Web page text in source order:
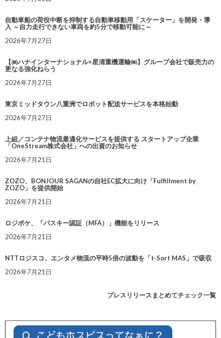
自動車船の荷役中断を抑制する自動車移動用「スケーター」を開発・導
入 ～自力走行できない車両を約5分で移動可能に～
2026年7月27日
【㈱ハナインターナショナル×星清重機運輸㈱】グループ会社で販売力の
更なる強化ねらう
2026年7月27日
東京ミッドタウン八重洲でロボット配送サービスを本格始動
2026年7月27日
上組／コンテナ物流最適化サービスを提供する スタートアップ企業
「OneStream株式会社」への出資のお知らせ
2026年7月21日
ZOZO、BONJOUR SAGANの自社EC拡大に向け「Fulfillment by
ZOZO」を提供開始
2026年7月21日
ロジポケ、「パスキー認証（MFA）」機能をリリース
2026年7月21日
NTTロジスコ、エンタメ物流の平時5倍の波動を「t-Sort MAS」で吸収
2026年7月21日
プレスリリースまとめてチェック一覧